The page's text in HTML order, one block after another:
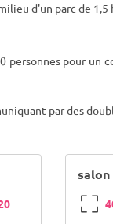
d'un parc de 1,5
pour un
par des
salon